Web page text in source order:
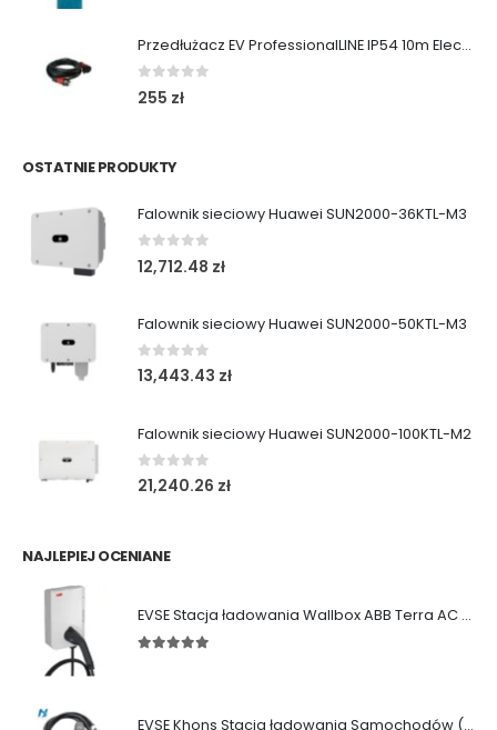
Przedłużacz EV ProfessionalLINE IP54 10m ElectricMobility
0 out of 5
255 zł
OSTATNIE PRODUKTY
Falownik sieciowy Huawei SUN2000-36KTL-M3
0out of 5
12,712.48 zł
Falownik sieciowy Huawei SUN2000-50KTL-M3
0out of 5
13,443.43 zł
Falownik sieciowy Huawei SUN2000-100KTL-M2
0out of 5
21,240.26 zł
NAJLEPIEJ OCENIANE
EVSE Stacja ładowania Wallbox ABB Terra AC (11/22 kW|Gniazdo|Kabel)
EVSE Khons Stacja ładowania Samochodów (11kW|Typ2|RCD B)